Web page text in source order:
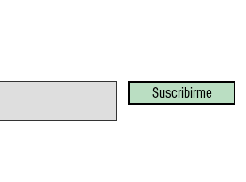
Suscribirme